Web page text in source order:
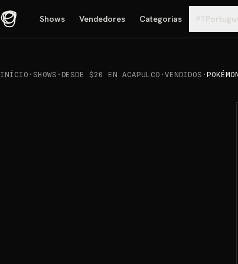
Shows Vendedores Categorias PT
INÍCIO · SHOWS · DESDE $20 EN ACAPULCO · VENDIDOS ·